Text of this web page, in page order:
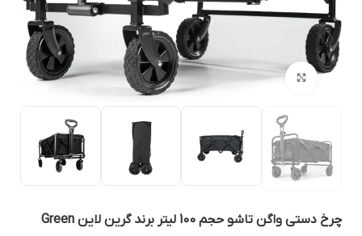
بزرگنمایی تصویر
چرخ دستی واگن تاشو حجم 100 لیتر برند گرین لاین Green